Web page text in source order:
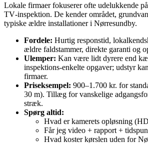
Lokale firmaer fokuserer ofte udelukkende
TV‑inspektion. De kender området,
typiske ældre installationer i Nørresundby.
Fordele: Hurtig responstid,
ældre faldstammer, direkte garanti og
Ulemper: Kan være lidt dyrere end
inspektions‑enkelte opgaver; udstyr
firmaer.
Priseksempel: 900–1.700 kr. for
30 m). Tillæg for vanskelige
stræk.
Spørg altid:
Hvad er kamerets opløsning
Får jeg video + rapport +
Hvad koster kørslen uden for